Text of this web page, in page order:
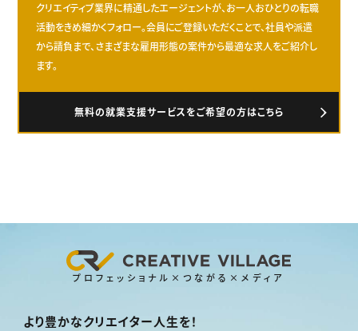
クリエイティブ業界に精通したエージェントが、お一人おひとりの転職
活動をきめ細かくフォロー。会員にご登録いただくことで、社員や派遣
から請負まで、さまざまな雇用形態の案件から最適な求人をご紹介し
ます。
無料の就業支援サービスをご希望の方はこちら
プロフェッショナル×つながる×メディア
より豊かなクリエイター人生を！